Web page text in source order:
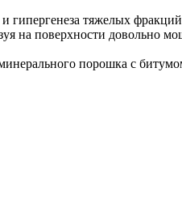
тяжелых
на поверхности довольно
порошка с